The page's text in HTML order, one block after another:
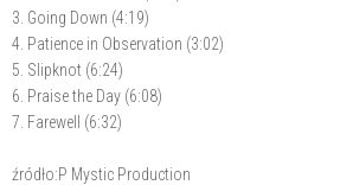
3. Going Down (4:19)
4. Patience in Observation (3:02)
5. Slipknot (6:24)
6. Praise the Day (6:08)
7. Farewell (6:32)
źródło:P Mystic Production